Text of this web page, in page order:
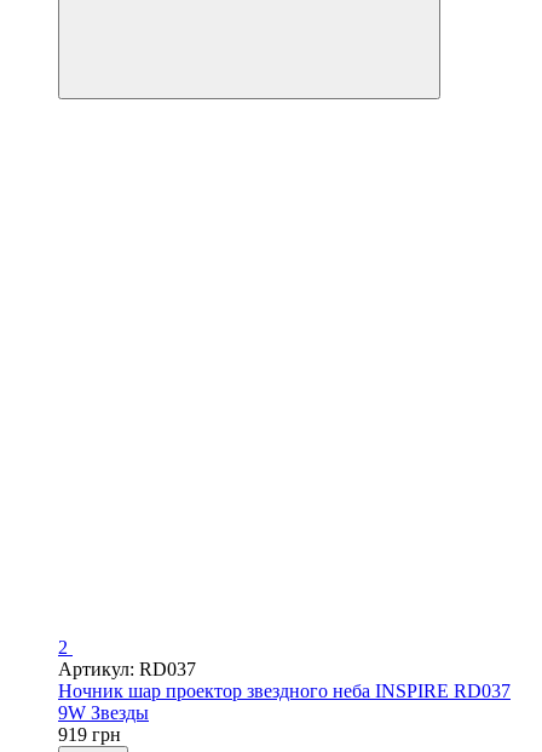
2
Артикул: RD037
Ночник шар проектор звездного неба INSPIRE RD037
9W Звезды
919 грн